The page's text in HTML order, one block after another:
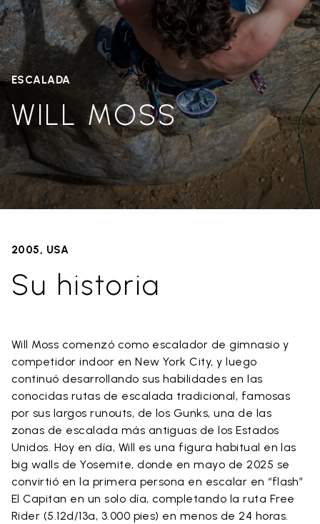
ESCALADA
WILL MOSS
2005, USA
Su historia
Will Moss comenzó como escalador de gimnasio y
competidor indoor en New York City, y luego
continuó desarrollando sus habilidades en las
conocidas rutas de escalada tradicional, famosas
por sus largos runouts, de los Gunks, una de las
zonas de escalada más antiguas de los Estados
Unidos. Hoy en día, Will es una figura habitual en las
big walls de Yosemite, donde en mayo de 2025 se
convirtió en la primera persona en escalar en “flash”
El Capitan en un solo día, completando la ruta Free
Rider (5.12d/13a, 3.000 pies) en menos de 24 horas.